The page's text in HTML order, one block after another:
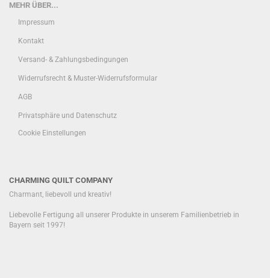
MEHR ÜBER...
Impressum
Kontakt
Versand- & Zahlungsbedingungen
Widerrufsrecht & Muster-Widerrufsformular
AGB
Privatsphäre und Datenschutz
Cookie Einstellungen
CHARMING QUILT COMPANY
Charmant, liebevoll und kreativ!
Liebevolle Fertigung all unserer Produkte in unserem Familienbetrieb in
Bayern seit 1997!